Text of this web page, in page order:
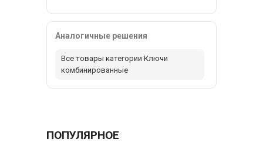
Аналогичные решения
Все товары категории Ключи
комбинированные
ПОПУЛЯРНОЕ